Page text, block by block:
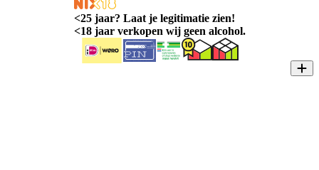
<25 jaar? Laat je legitimatie zien!
<18 jaar verkopen wij geen alcohol.